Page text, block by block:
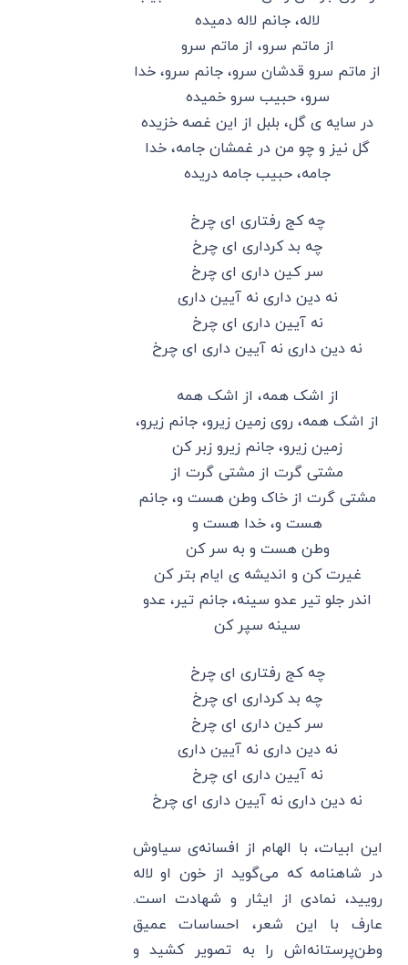
لاله، جانم لاله دمیده
از ماتم سرو، از ماتم سرو
از ماتم سرو قدشان سرو، جانم سرو، خدا
سرو، حبیب سرو خمیده
در سایه ی گل، بلبل از این غصه خزیده
گل نیز و چو من در غمشان جامه، خدا
جامه، حبیب جامه دریده
چه کج رفتاری ای چرخ
چه بد کرداری ای چرخ
سر کین داری ای چرخ
نه دین داری نه آیین داری
نه آیین داری ای چرخ
نه دین داری نه آیین داری ای چرخ
از اشک همه، از اشک همه
از اشک همه، روی زمین زیرو، جانم زیرو،
زمین زیرو، جانم زیرو زبر کن
مشتی گرت از مشتی گرت از
مشتی گرت از خاک وطن هست و، جانم
هست و، خدا هست و
وطن هست و به سر کن
غیرت کن و اندیشه ی ایام بتر کن
اندر جلو تیر عدو سینه، جانم تیر، عدو
سینه سپر کن
چه کج رفتاری ای چرخ
چه بد کرداری ای چرخ
سر کین داری ای چرخ
نه دین داری نه آیین داری
نه آیین داری ای چرخ
نه دین داری نه آیین داری ای چرخ
این ابیات، با الهام از افسانه‌ی سیاوش
در شاهنامه که می‌گوید از خون او لاله
رویید، نمادی از ایثار و شهادت است.
عارف با این شعر، احساسات عمیق
وطن‌پرستانه‌اش را به تصویر کشید و